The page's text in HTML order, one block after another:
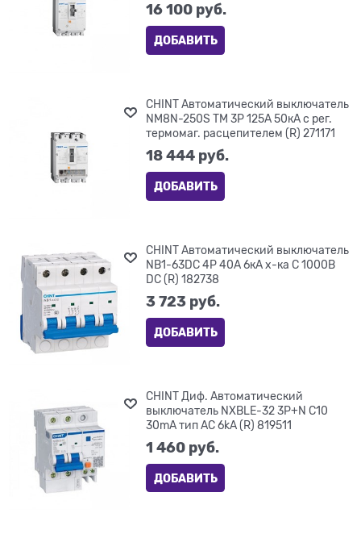
16 100 руб.
ДОБАВИТЬ
CHINT Автоматический выключатель
NM8N-250S TM 3P 125А 50кА с рег.
термомаг. расцепителем (R) 271171
18 444 руб.
ДОБАВИТЬ
CHINT Автоматический выключатель
NB1-63DC 4P 40A 6кА х-ка C 1000В
DC (R) 182738
3 723 руб.
ДОБАВИТЬ
CHINT Диф. Автоматический
выключатель NXBLE-32 3P+N C10
30mA тип AC 6kA (R) 819511
1 460 руб.
ДОБАВИТЬ